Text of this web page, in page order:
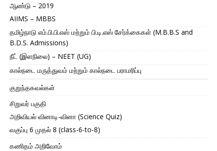
ஆண்டு – 2019
AIIMS – MBBS
தமிழ்நாடு எம்.பி.பி.எஸ் மற்றும் பி.டி.எஸ் சேர்க்கைகள் (M.B.B.S and
B.D.S. Admissions)
நீட் (இளநிலை) – NEET (UG)
கால்நடை மருத்துவம் மற்றும் கால்நடை பராமரிப்பு
குறுந்தகவல்கள்
சிறுவர் பகுதி
அறிவியல் வினாடி-வினா (Science Quiz)
வகுப்பு 6 முதல் 8 (class-6-to-8)
கணிதம் அறிவோம்